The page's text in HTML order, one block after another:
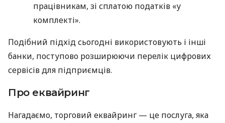
працівникам, зі сплатою податків «у
комплекті».
Подібний підхід сьогодні використовують і інші
банки, поступово розширюючи перелік цифрових
сервісів для підприємців.
Про еквайринг
Нагадаємо, торговий еквайринг — це послуга, яка